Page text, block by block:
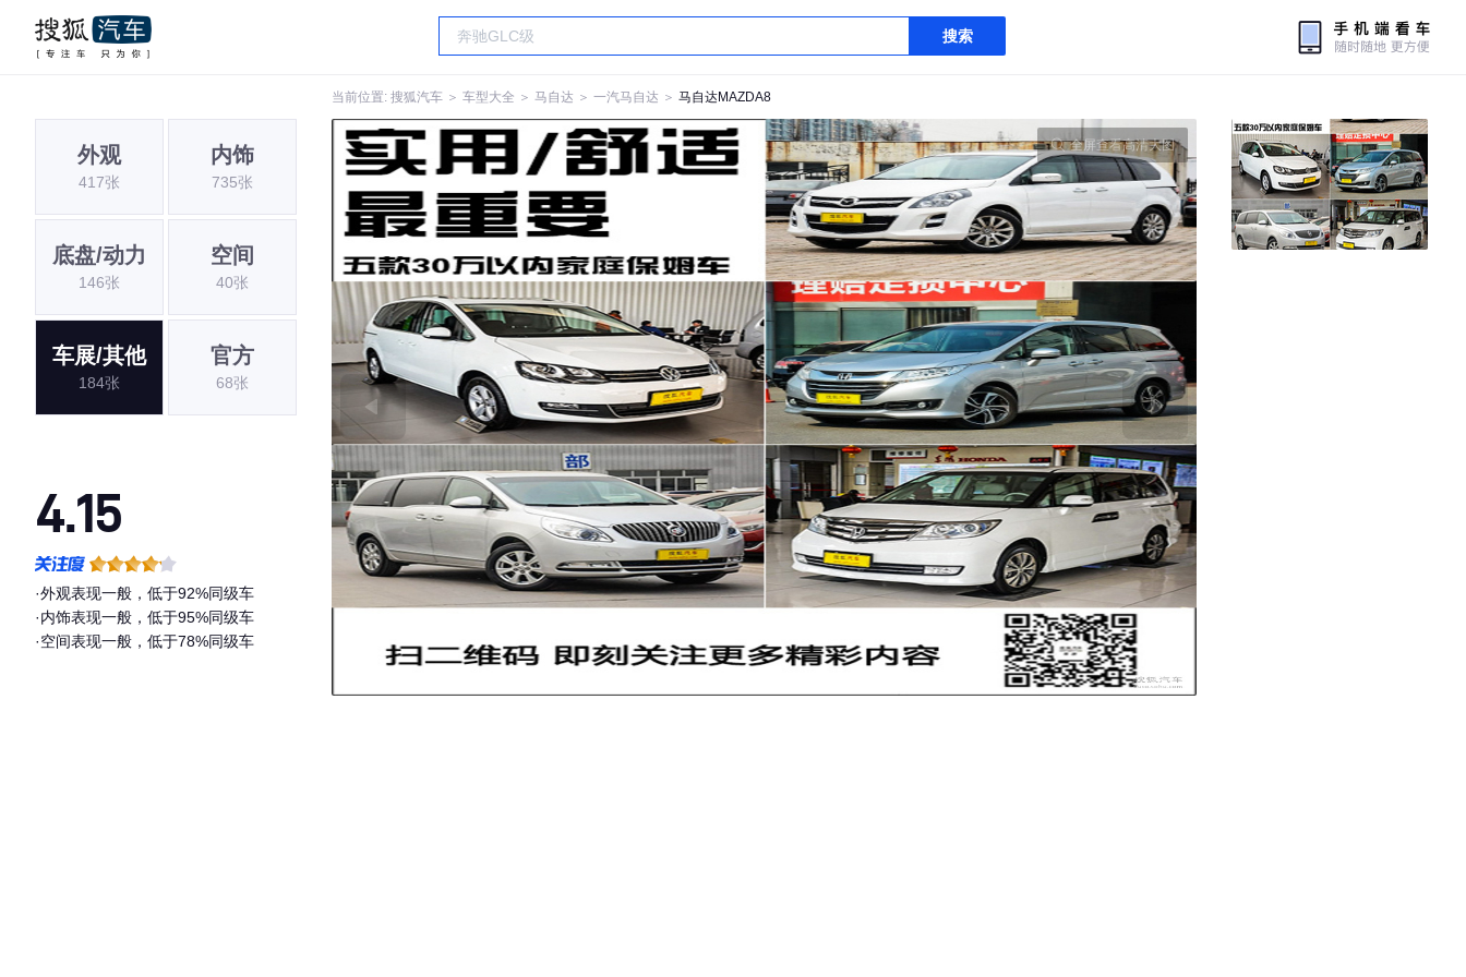
搜索
当前位置: 搜狐汽车 ＞ 车型大全 ＞ 马自达 ＞ 一汽马自达 ＞ 马自达MAZDA8
外观
417张
内饰
735张
底盘/动力
146张
空间
40张
车展/其他
184张
官方
68张
4.15
·外观表现一般，低于92%同级车
·内饰表现一般，低于95%同级车
·空间表现一般，低于78%同级车
全屏查看高清大图